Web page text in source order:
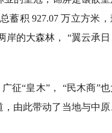
蓄积 927.07 万立方米，
的大森林， “翼云承日
征“皇木”， “民木商”也
由此带动了当地与中原